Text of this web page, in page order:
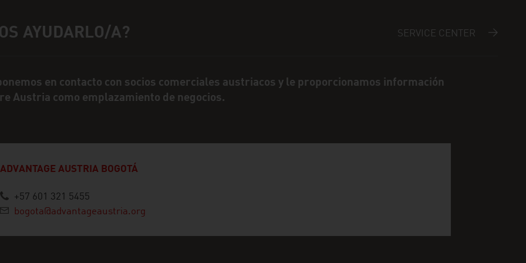
de contacto
AYUDARLO/A? SERVICE CENTER
en contacto con socios comerciales austriacos y le proporcionamos información
Austria como emplazamiento de negocios.
ADVANTAGE AUSTRIA BOGOTÁ
+57 601 321 5455
bogota@advantageaustria.org